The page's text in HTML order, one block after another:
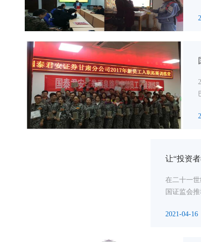
让“投资
在二十一
国证监会
2021-04-16